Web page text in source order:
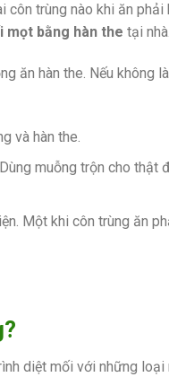
côn trùng nào khi ăn phải
mọt bằng hàn the tại nhà.
ăn hàn the. Nếu không
và hàn the.
muỗng trộn cho thật
Một khi côn trùng ăn
diệt mối với những loại